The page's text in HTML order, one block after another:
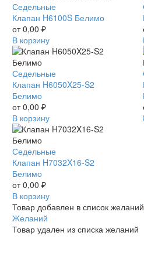
Клапан
H6100S
Белимо
Седельные
Клапан H6100S Белимо
от0,00 ₽
В корзину
Клапан
H6050X25-
S2
Белимо
Седельные
Клапан H6050X25-S2
Белимо
от0,00 ₽
В корзину
Клапан
H7032X16-
S2
Белимо
Седельные
Клапан H7032X16-S2
Белимо
от0,00 ₽
В корзину
Товар добавлен в список желаний
Желаний
Товар удален из списка желаний